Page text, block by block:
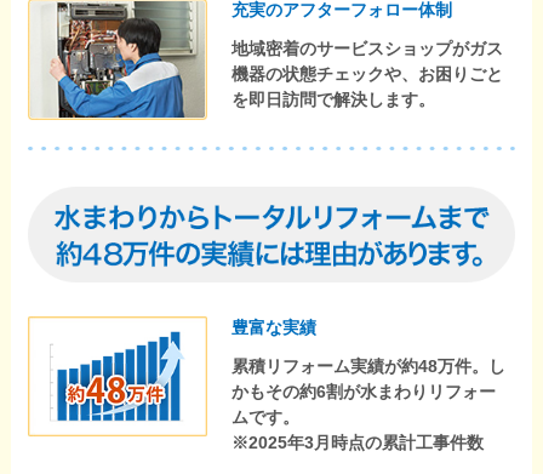
充実のアフターフォロー体制
地域密着のサービスショップがガス
機器の状態チェックや、お困りごと
を即日訪問で解決します。
豊富な実績
累積リフォーム実績が約48万件。し
かもその約6割が水まわりリフォー
ムです。
※2025年3月時点の累計工事件数